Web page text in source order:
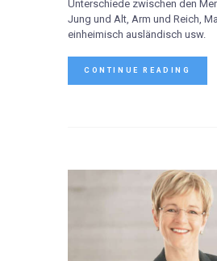
Unterschiede zwischen den
Jung und Alt, Arm und Reich,
einheimisch ausländisch usw.
CONTINUE READING